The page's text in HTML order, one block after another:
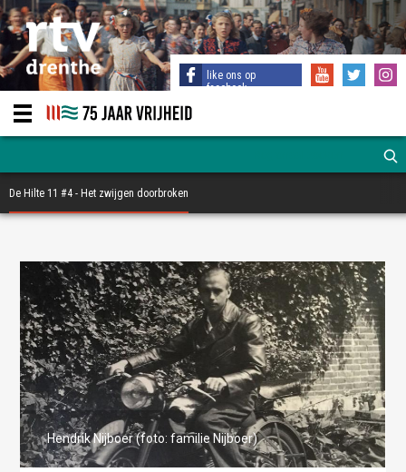
like ons op
facebook
De Hilte 11 #4 - Het zwijgen doorbroken
Hendrik Nijboer (foto: familie Nijboer)